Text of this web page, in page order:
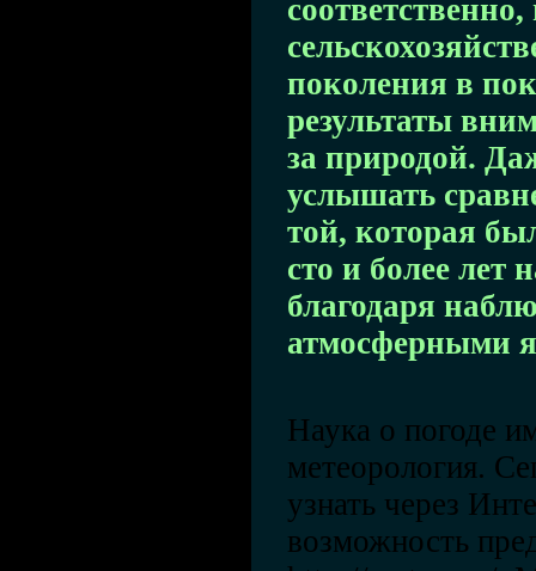
поколения в
результаты
за природой.
услышать
той, которая
сто и более лет
благодаря
атмосферными
Наука о погоде
метеорология.
узнать через
возможность